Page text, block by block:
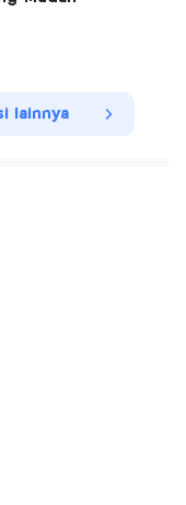
lainnya